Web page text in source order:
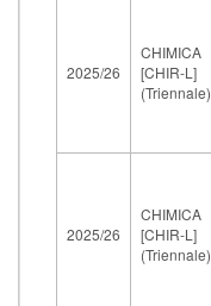
2025/26
CHIMICA
[CHIR-L]
(Triennale)
2025/26
CHIMICA
[CHIR-L]
(Triennale)